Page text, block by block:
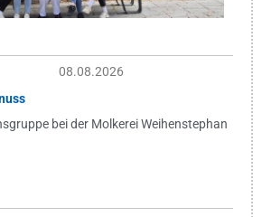
08.08.2026
bei der Molkerei Weihenstephan